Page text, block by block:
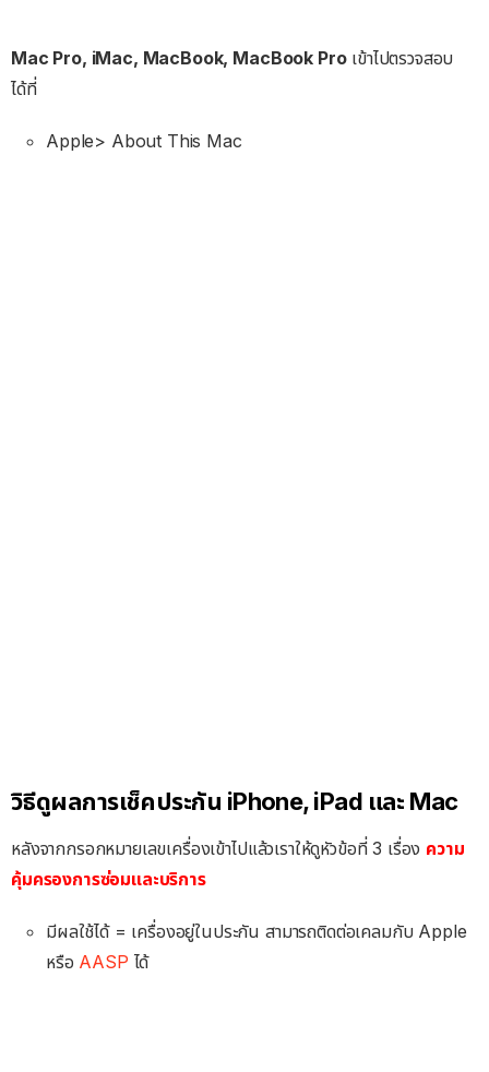
Mac Pro, iMac, MacBook, MacBook Proเข้าไปตรวจสอบ
ได้ที่
Apple> About This Mac
วิธีดูผลการเช็คประกัน iPhone, iPad และ Mac
หลังจากกรอกหมายเลขเครื่องเข้าไปแล้วเราให้ดูหัวข้อที่ 3 เรื่อง ความ
คุ้มครองการซ่อมและบริการ
มีผลใช้ได้ = เครื่องอยู่ในประกัน สามารถติดต่อเคลมกับ Apple
หรือ AASP ได้